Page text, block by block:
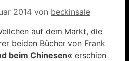
2014 von beckinsale
auf dem Markt, die
beiden Bücher von Frank
beim Chinesen« erschien